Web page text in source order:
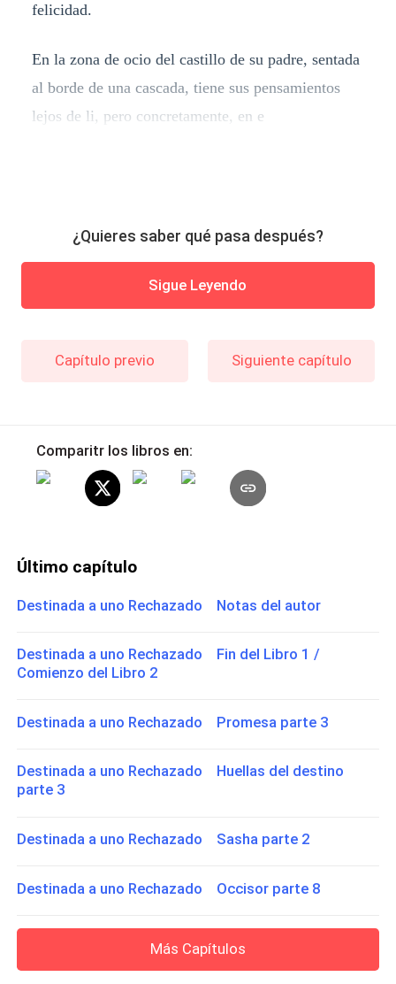
felicidad.
En la zona de ocio del castillo de su padre, sentada
al borde de una cascada, tiene sus pensamientos
lejos de li, pero concretamente, en e
¿Quieres saber qué pasa después?
Sigue Leyendo
Capítulo previo Siguiente capítulo
Comparitr los libros en:
Último capítulo
Destinada a uno Rechazado Notas del autor
Destinada a uno Rechazado Fin del Libro 1 /
Comienzo del Libro 2
Destinada a uno Rechazado Promesa parte 3
Destinada a uno Rechazado Huellas del destino
parte 3
Destinada a uno Rechazado Sasha parte 2
Destinada a uno Rechazado Occisor parte 8
Más Capítulos